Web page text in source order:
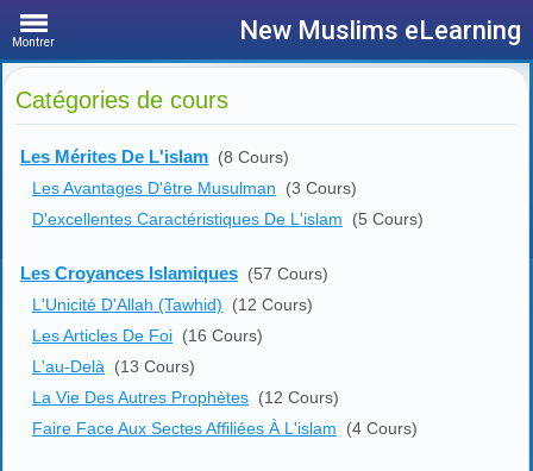
Montrer New Muslims eLearning
Catégories de cours
Les Mérites De L'islam (8 Cours)
Les Avantages D'être Musulman
(3 Cours)
D'excellentes Caractéristiques De L'islam
(5 Cours)
Les Croyances Islamiques (57 Cours)
L'Unicité D'Allah (Tawhid)
(12 Cours)
Les Articles De Foi (16 Cours)
L'au-Delà
(13 Cours)
La Vie Des Autres Prophètes (12 Cours)
Faire Face Aux Sectes Affiliées À L'islam
(4 Cours)